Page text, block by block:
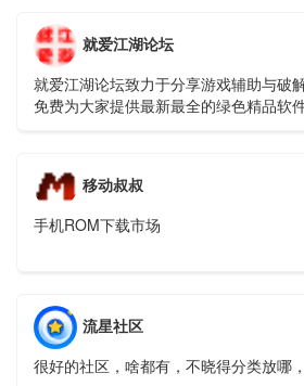
就爱江湖论坛
就爱江湖论坛致力于分享游戏辅助与破
免费为大家提供最新最全的绿色精品软
移动叔叔
手机ROM下载市场
流星社区
很好的社区，啥都有，不晓得分类放哪